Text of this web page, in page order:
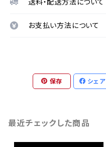
お支払い方法について
保存 シェア
最近チェックした商品